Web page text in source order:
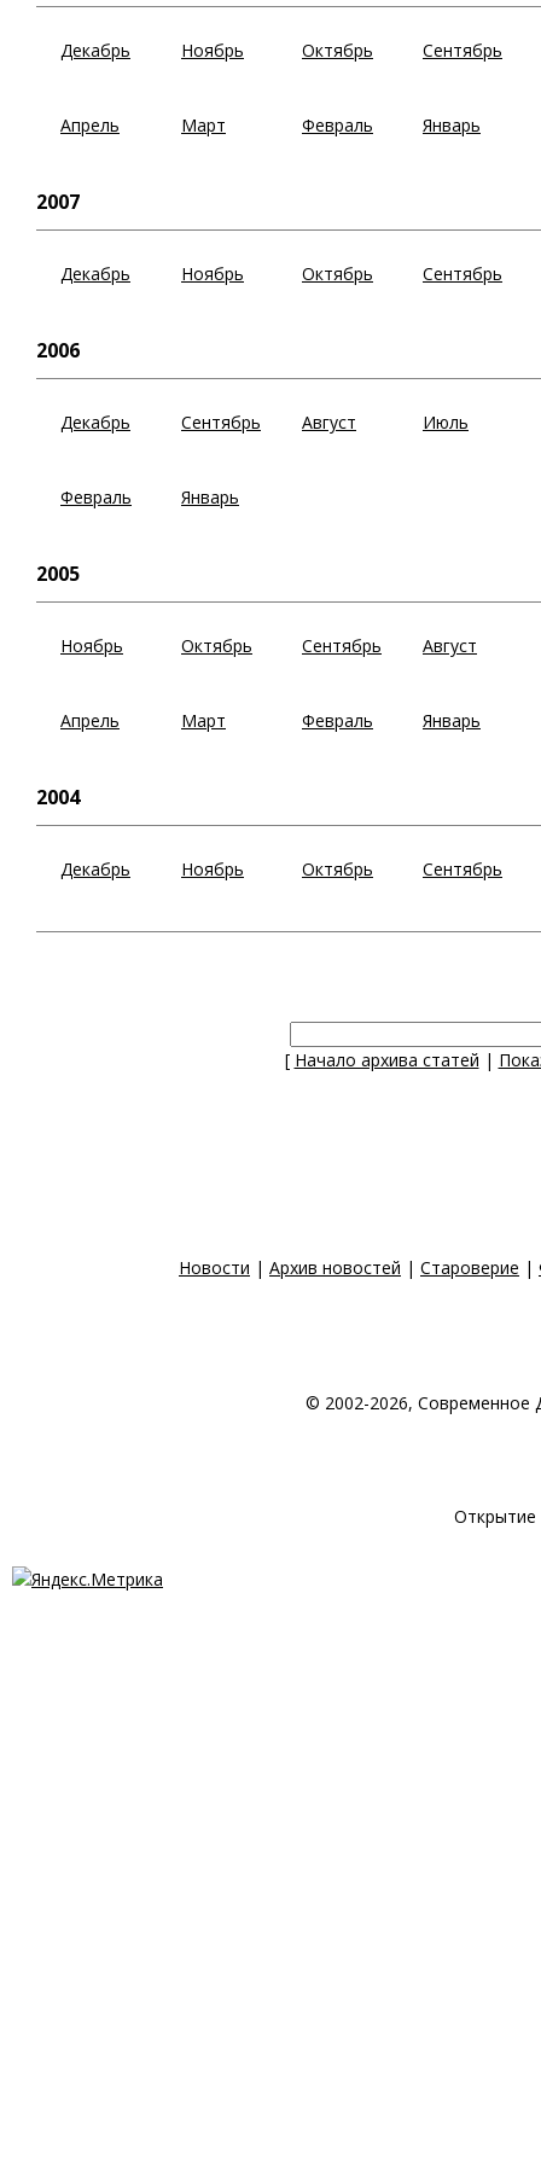
Декабрь Ноябрь Октябрь Сентябрь
Апрель Март Февраль Январь
2007
Декабрь Ноябрь Октябрь Сентябрь
2006
Декабрь Сентябрь Август Июль
Февраль Январь
2005
Ноябрь Октябрь Сентябрь Август
Апрель Март Февраль Январь
2004
Декабрь Ноябрь Октябрь Сентябрь
[ Начало архива статей |
Новости | Архив новостей | Староверие |
© 2002-2026, Современное
Открытие